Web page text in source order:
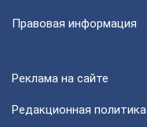
Правовая информация
Реклама на сайте
Редакционная политика